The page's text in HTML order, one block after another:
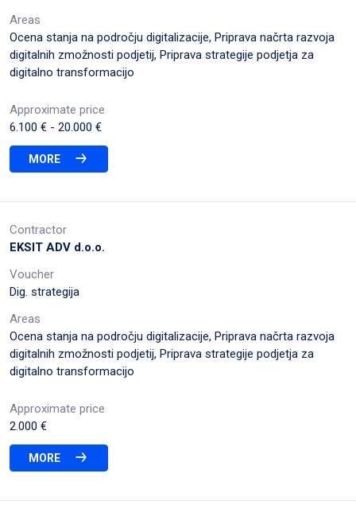
Areas
Ocena stanja na področju digitalizacije, Priprava načrta razvoja
digitalnih zmožnosti podjetij, Priprava strategije podjetja za
digitalno transformacijo
Approximate price
6.100 € - 20.000 €
MORE
Contractor
EKSIT ADV d.o.o.
Voucher
Dig. strategija
Areas
Ocena stanja na področju digitalizacije, Priprava načrta razvoja
digitalnih zmožnosti podjetij, Priprava strategije podjetja za
digitalno transformacijo
Approximate price
2.000 €
MORE